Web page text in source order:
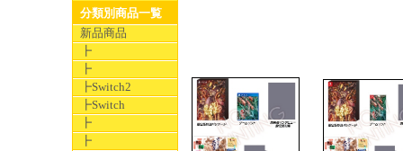
分類別商品一覧
新品商品
┣
┣
┣Switch2
┣Switch
┣
┣